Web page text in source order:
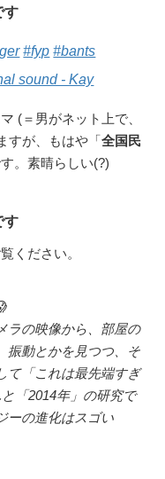
す
#fyp #bants
sound - Kay
(＝男がネット上で、
すが、もはや「全国民
す。素晴らしい(?)
す
ください。
ラの映像から、部屋の
振動とかを見つつ、そ
て「これは最先端すぎ
「2014年」の研究で
ーの進化はスゴい